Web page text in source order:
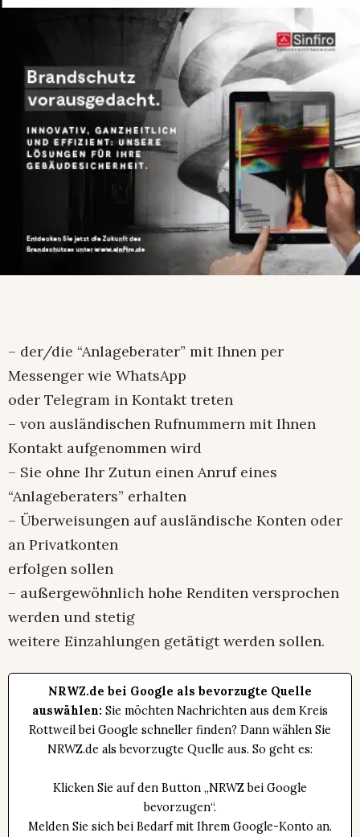
– der/die “Anlageberater” mit Ihnen per
Messenger wie WhatsApp
oder Telegram in Kontakt treten
– von ausländischen Rufnummern mit Ihnen
Kontakt aufgenommen wird
– Sie ohne Ihr Zutun einen Anruf eines
“Anlageberaters” erhalten
– Überweisungen auf ausländische Konten oder
an Privatkonten
erfolgen sollen
– außergewöhnlich hohe Renditen versprochen
werden und stetig
weitere Einzahlungen getätigt werden sollen.
NRWZ.de bei Google als bevorzugte Quelle
auswählen: Sie möchten Nachrichten aus dem Kreis
Rottweil bei Google schneller finden? Dann wählen Sie
NRWZ.de als bevorzugte Quelle aus. So geht es:
Klicken Sie auf den Button „NRWZ bei Google
bevorzugen“.
Melden Sie sich bei Bedarf mit Ihrem Google-Konto an.